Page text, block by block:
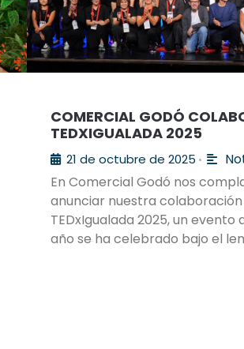
COMERCIAL GODÓ
TEDXIGUALADA 2025
21 de octubre de 2025 •
En Comercial Godó nos
anunciar nuestra
TEDxIgualada 2025, un evento
año se ha celebrado bajo el